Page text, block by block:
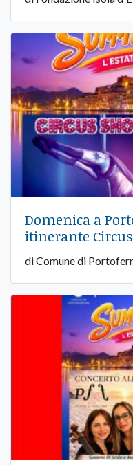
Domenica a
itinerante
di Comune di